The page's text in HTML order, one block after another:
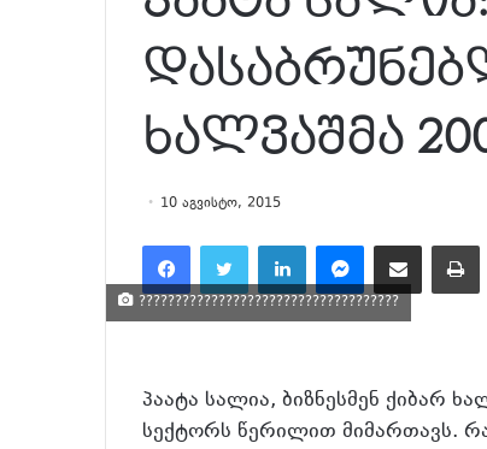
ხალვაშმა
10 აგვისტო, 2015
????????????????????????????????????
პაატა სალია, ბიზნესმენ ქიბარ
სექტორს წერილით მიმართავს.